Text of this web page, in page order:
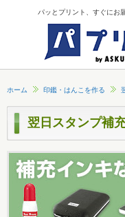
パッとプリント、すぐにお
ホーム 印鑑・はんこを作る
翌日スタンプ補